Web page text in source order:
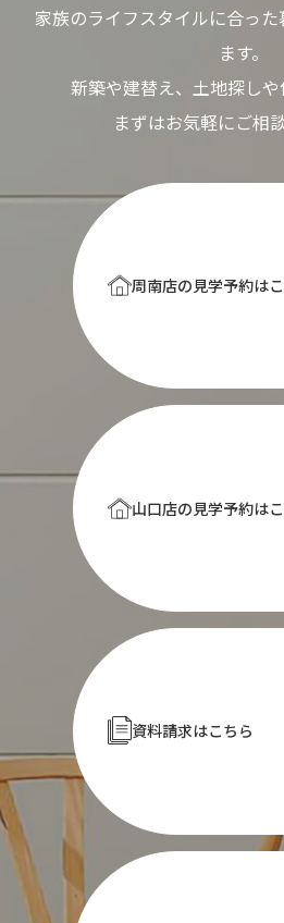
家族のライフスタイルに合っ
ます。
新築や建替え、土地探しや
まずはお気軽にご相
周南店の見学予約は
山口店の見学予約は
資料請求はこちら